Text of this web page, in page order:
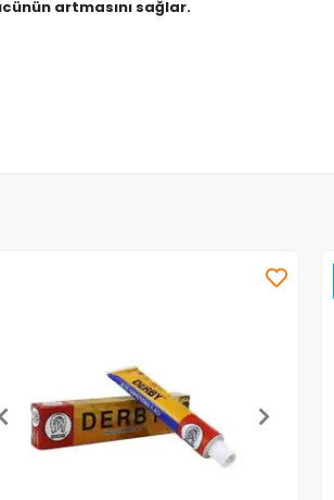
artmasını sağlar.
Stokta Yok